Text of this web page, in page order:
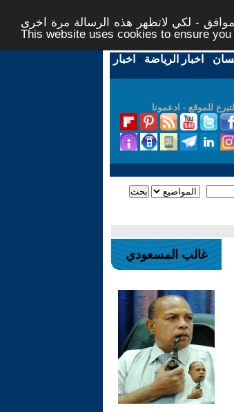
- لكي لاتظهر هذه الرسالة مرة اخرى -
This website uses cookies to ensure
- اخبار الرياضة - اخبار
التبرع للموقع - ادعمونا
غالب المسعودي